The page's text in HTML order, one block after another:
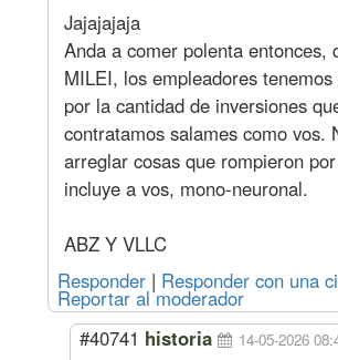
Oficial
Medio Oficial
4411
Ayudante
4060
Sereno
Mes 737493
Acuerdo Enero 2026
(más
Febrero
Oficial
Hora 5470
Oficial
Ayudante
3980
Sereno
Mes 723032
Oficial
Hora 5373
Jajajajaja
Anda a comer polenta entonces,
MILEI, los empleadores
por la cantidad de inversiones
contratamos salames como vos.
arreglar cosas que rompieron
incluye a vos, mono-neuronal.
ABZ Y VLLC
Responder | Responder con una
Reportar al moderador
#40741 historia 14-05-2026